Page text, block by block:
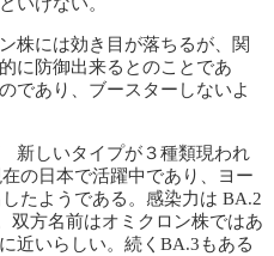
株には効き目が落ちるが、関
に防御出来るとのことであ
であり、ブースターしないよ
新しいタイプが３種類現われ
の日本で活躍中であり、ヨー
たようである。感染力は BA.2
双方名前はオミクロン株ではあ
近いらしい。続くBA.3もある